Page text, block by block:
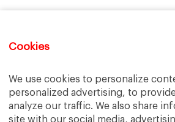
Cookies
We use cookies to personalize
personalized advertising, to
analyze our traffic. We also share
site with our social media,